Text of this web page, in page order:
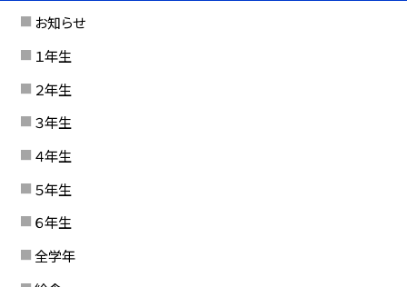
お知らせ
１年生
２年生
３年生
４年生
５年生
６年生
全学年